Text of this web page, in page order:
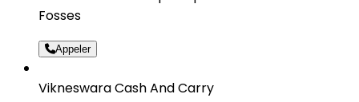
Fosses
Appeler
Vikneswara Cash And Carry